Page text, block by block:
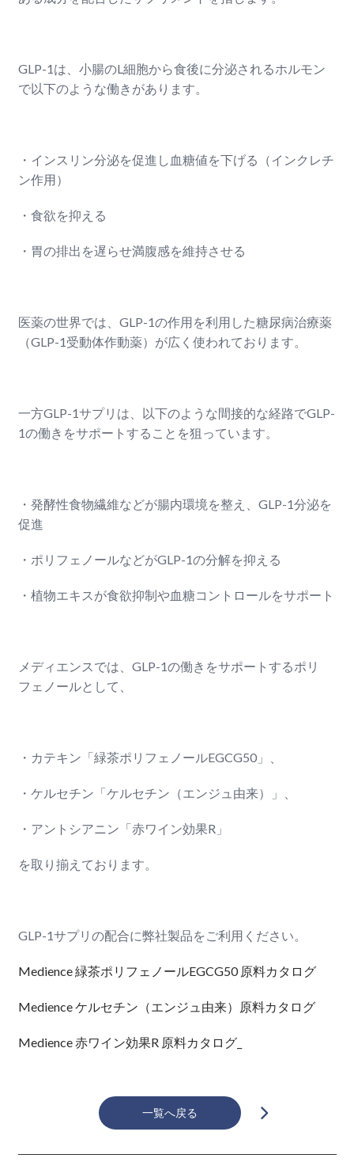
GLP-1は、小腸のL細胞から食後に分泌されるホルモン
で以下のような働きがあります。
・インスリン分泌を促進し血糖値を下げる（インクレチ
ン作用）
・食欲を抑える
・胃の排出を遅らせ満腹感を維持させる
医薬の世界では、GLP-1の作用を利用した糖尿病治療薬
（GLP-1受動体作動薬）が広く使われております。
一方GLP-1サプリは、以下のような間接的な経路でGLP-
1の働きをサポートすることを狙っています。
・発酵性食物繊維などが腸内環境を整え、GLP-1分泌を
促進
・ポリフェノールなどがGLP-1の分解を抑える
・植物エキスが食欲抑制や血糖コントロールをサポート
メディエンスでは、GLP-1の働きをサポートするポリ
フェノールとして、
・カテキン「緑茶ポリフェノールEGCG50」、
・ケルセチン「ケルセチン（エンジュ由来）」、
・アントシアニン「赤ワイン効果R」
を取り揃えております。
GLP-1サプリの配合に弊社製品をご利用ください。
Medience 緑茶ポリフェノールEGCG50 原料カタログ
Medience ケルセチン（エンジュ由来）原料カタログ
Medience 赤ワイン効果R 原料カタログ_
一覧へ戻る